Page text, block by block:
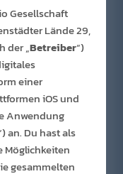
Gesellschaft
Lände 29,
der „Betreiber“)
einer
iOS und
Anwendung
an. Du hast als
Möglichkeiten
gesammelten